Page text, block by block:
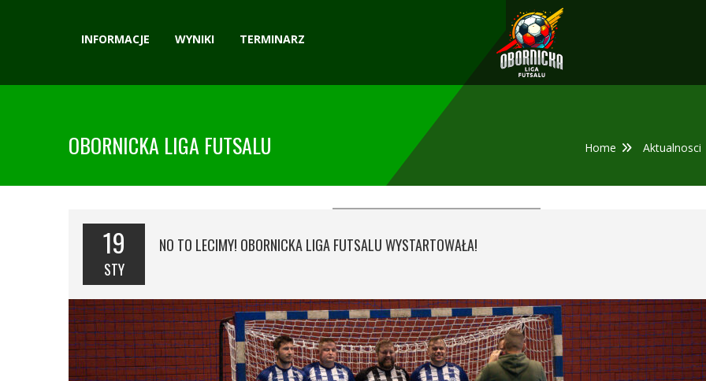
INFORMACJE WYNIKI TERMINARZ
OBORNICKA LIGA FUTSALU Home Aktualnosci
19
STY
NO TO LECIMY! OBORNICKA LIGA FUTSALU WYSTARTOWAŁA!